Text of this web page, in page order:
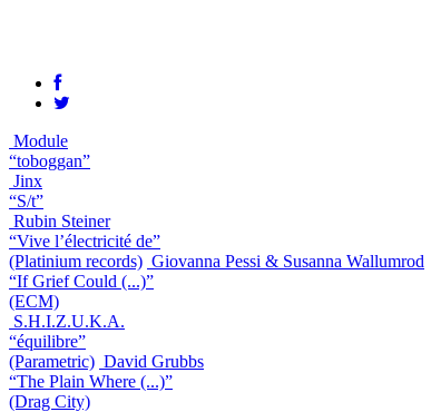
Module
“toboggan”
Jinx
“S/t”
Rubin Steiner
“Vive l’électricité de”
(Platinium records) Giovanna Pessi & Susanna Wallumrod
“If Grief Could (...)”
(ECM)
S.H.I.Z.U.K.A.
“équilibre”
(Parametric) David Grubbs
“The Plain Where (...)”
(Drag City)